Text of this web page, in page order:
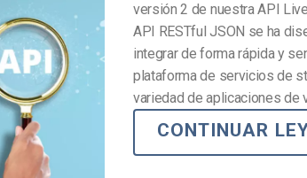
versión 2 de nuestra API
API RESTful JSON se ha
integrar de forma rápida y
plataforma de servicios de
variedad de aplicaciones de
CONTINUAR